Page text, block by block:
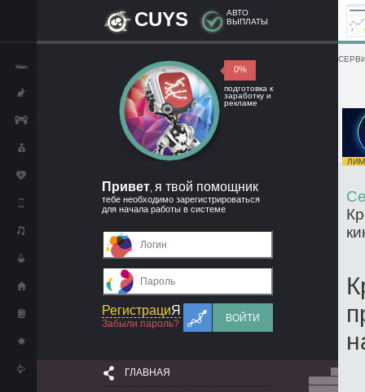
CUYS
АВТО
ВЫПЛАТЫ
0%
подготовка к
заработку и
рекламе
Привет я твой помощник
тебе необходимо зарегистрироваться
для начала работы в системе
РегистрациЯ
Забыли пароль?
ВОЙТИ
ГЛАВНАЯ